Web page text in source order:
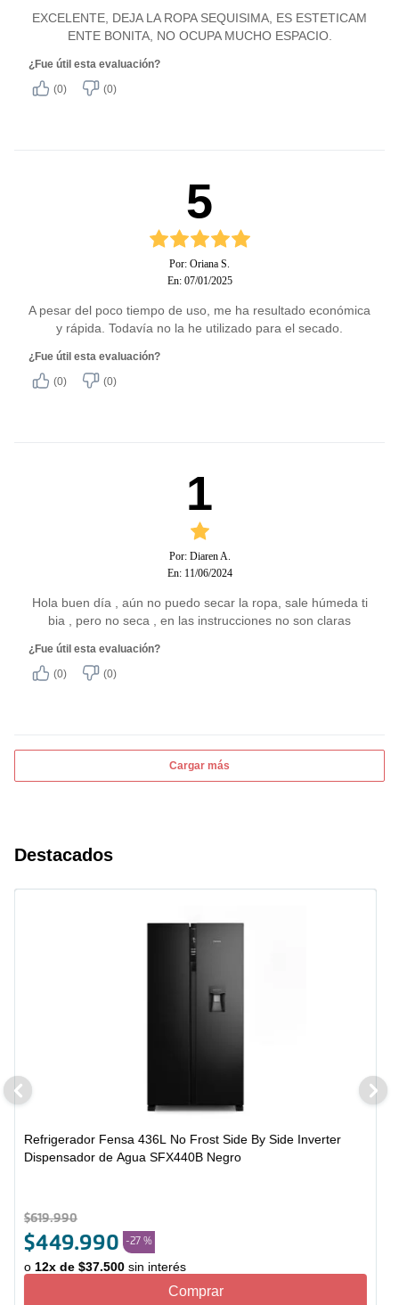
856903988
EXCELENTE, DEJA LA ROPA SEQUISIMA, ES ESTETICAM
ENTE BONITA, NO OCUPA MUCHO ESPACIO.
¿Fue útil esta evaluación?
(0)
(0)
5
Por: Oriana S.
En: 07/01/2025
A pesar del poco tiempo de uso, me ha resultado económica
y rápida. Todavía no la he utilizado para el secado.
¿Fue útil esta evaluación?
(0)
(0)
1
Por: Diaren A.
En: 11/06/2024
Hola buen día , aún no puedo secar la ropa, sale húmeda ti
bia , pero no seca , en las instrucciones no son claras
¿Fue útil esta evaluación?
(0)
(0)
Cargar más
Destacados
Refrigerador Fensa 436L No Frost Side By Side Inverter
Dispensador de Agua SFX440B Negro
$619.990
$449.990 -27 %
o 12x de $37.500 sin interés
Comprar